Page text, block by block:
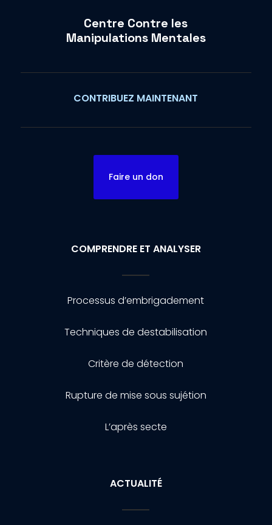
Centre Contre les
Manipulations Mentales
CONTRIBUEZ MAINTENANT
Faire un don
COMPRENDRE ET ANALYSER
Processus d’embrigadement
Techniques de destabilisation
Critère de détection
Rupture de mise sous sujétion
L’après secte
ACTUALITÉ